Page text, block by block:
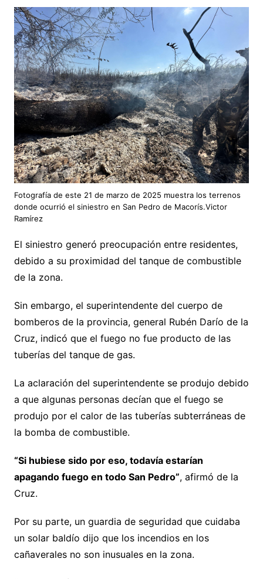
Fotografía de este 21 de marzo de 2025 muestra los terrenos
donde ocurrió el siniestro en San Pedro de Macorís.Victor
Ramírez
El siniestro generó preocupación entre residentes,
debido a su proximidad del tanque de combustible
de la zona.
Sin embargo, el superintendente del cuerpo de
bomberos de la provincia, general Rubén Darío de la
Cruz, indicó que el fuego no fue producto de las
tuberías del tanque de gas.
La aclaración del superintendente se produjo debido
a que algunas personas decían que el fuego se
produjo por el calor de las tuberías subterráneas de
la bomba de combustible.
“Si hubiese sido por eso, todavía estarían
apagando fuego en todo San Pedro”, afirmó de la
Cruz.
Por su parte, un guardia de seguridad que cuidaba
un solar baldío dijo que los incendios en los
cañaverales no son inusuales en la zona.